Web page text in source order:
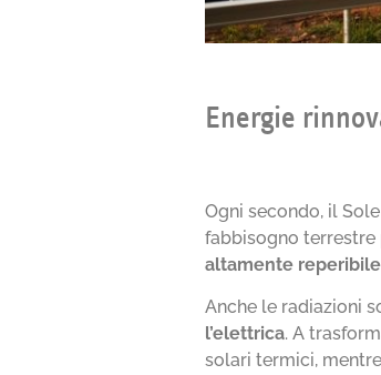
Energie
Ogni secondo, il
fabbisogno terrestre
altamente reperibile
Anche le radiazioni
l’elettrica. A
solari termici,